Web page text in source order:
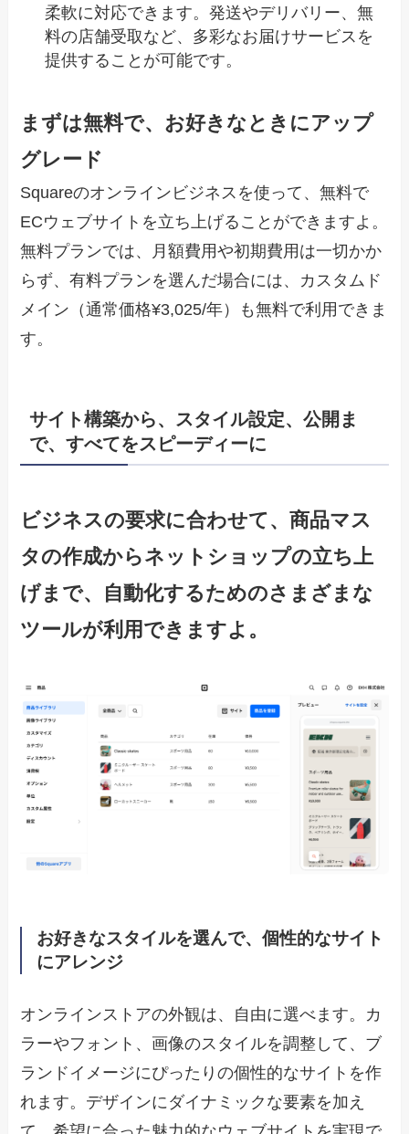
柔軟に対応できます。発送やデリバリー、無
料の店舗受取など、多彩なお届けサービスを
提供することが可能です。
まずは無料で、お好きなときにアップ
グレード
Squareのオンラインビジネスを使って、無料で
ECウェブサイトを立ち上げることができますよ。
無料プランでは、月額費用や初期費用は一切かか
らず、有料プランを選んだ場合には、カスタムド
メイン（通常価格¥3,025/年）も無料で利用できま
す。
サイト構築から、スタイル設定、公開ま
で、すべてをスピーディーに
ビジネスの要求に合わせて、商品マス
タの作成からネットショップの立ち上
げまで、自動化するためのさまざまな
ツールが利用できますよ。
お好きなスタイルを選んで、個性的なサイト
にアレンジ
オンラインストアの外観は、自由に選べます。カ
ラーやフォント、画像のスタイルを調整して、ブ
ランドイメージにぴったりの個性的なサイトを作
れます。デザインにダイナミックな要素を加え